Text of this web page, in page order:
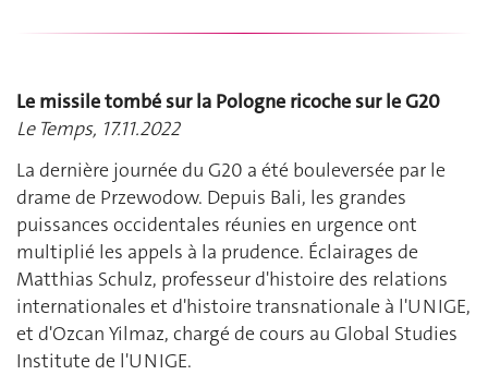
Le missile tombé sur la Pologne ricoche sur le G20
Le Temps, 17.11.2022
La dernière journée du G20 a été bouleversée par le
drame de Przewodow. Depuis Bali, les grandes
puissances occidentales réunies en urgence ont
multiplié les appels à la prudence. Éclairages de
Matthias Schulz, professeur d'histoire des relations
internationales et d'histoire transnationale à l'UNIGE,
et d'Ozcan Yilmaz, chargé de cours au Global Studies
Institute de l'UNIGE.